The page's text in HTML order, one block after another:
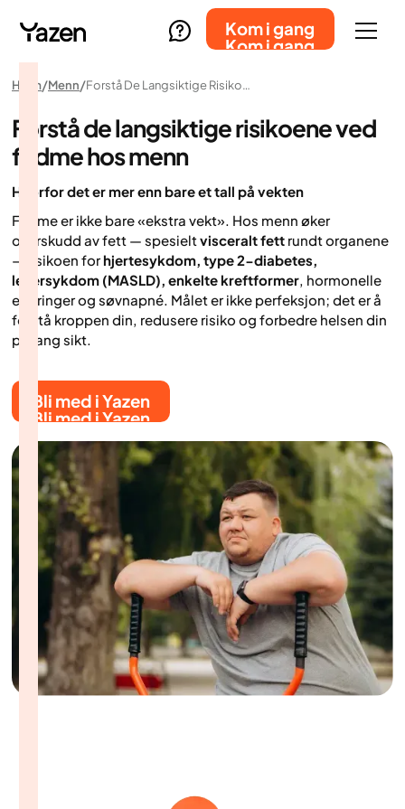
Kom i gang
Kom i gang
Hjem Menn Forstå De Langsiktige Risikoene Ved Fedme Hos Menn
Forstå de langsiktige risikoene ved
fedme hos menn
Hvorfor det er mer enn bare et tall på vekten
Fedme er ikke bare «ekstra vekt». Hos menn øker
overskudd av fett — spesieltvisceralt fett rundt organene
— risikoen forhjertesykdom, type 2-diabetes,
leversykdom (MASLD), enkelte kreftformer, hormonelle
endringer og søvnapné. Målet er ikke perfeksjon; det er å
forstå kroppen din, redusere risiko og forbedre helsen din
på lang sikt.
Bli med i Yazen
Bli med i Yazen